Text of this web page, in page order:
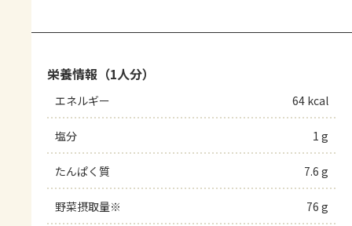
栄養情報（1人分）
エネルギー 64 kcal
塩分 1 g
たんぱく質 7.6 g
野菜摂取量※ 76 g